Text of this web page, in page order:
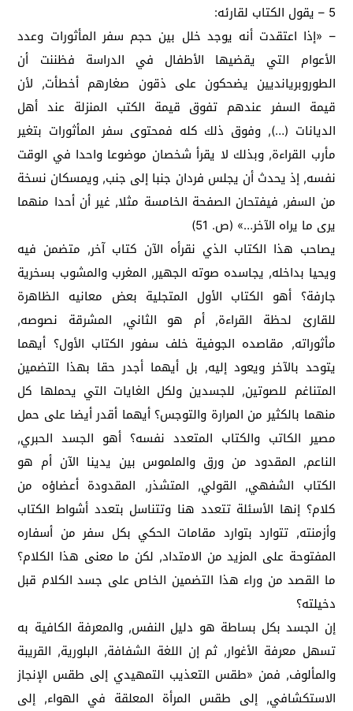
5 – يقول الكتاب لقارئه:
– «إذا اعتقدت أنه يوجد خلل بين حجم سفر المأثورات وعدد
الأعوام التي يقضيها الأطفال في الدراسة فظننت أن
الطوروبريانديين يضحكون على ذقون صغارهم أخطأت, لأن
قيمة السفر عندهم تفوق قيمة الكتب المنزلة عند أهل
الديانات (…), وفوق ذلك كله فمحتوى سفر المأثورات بتغير
مأرب القراءة, وبذلك لا يقرأ شخصان موضوعا واحدا في الوقت
نفسه, إذ يحدث أن يجلس فردان جنبا إلى جنب, ويمسكان نسخة
من السفر, فيفتحان الصفحة الخامسة مثلا, غير أن أحدا منهما
يرى ما يراه الآخر…» (ص. 51)
يصاحب هذا الكتاب الذي نقرأه الآن كتاب آخر, متضمن فيه
ويحيا بداخله, يجاسده صوته الجهير, المغرب والمشوب بسخرية
جارفة؟ أهو الكتاب الأول المتجلية بعض معانيه الظاهرة
للقارئ لحظة القراءة, أم هو الثاني, المشرقة نصوصه,
مأثوراته, مقاصده الجوفية خلف سفور الكتاب الأول؟ أيهما
يتوحد بالآخر ويعود إليه, بل أيهما أجدر حقا بهذا التضمين
المتناغم للصوتين, للجسدين ولكل الغايات التي يحملها كل
منهما بالكثير من المرارة والتوجس؟ أيهما أقدر أيضا على حمل
مصير الكاتب والكتاب المتعدد نفسه؟ أهو الجسد الحبري,
الناعم, المقدود من ورق والملموس بين يدينا الآن أم هو
الكتاب الشفهي, القولي, المتشذر, المقدودة أعضاؤه من
كلام؟ إنها الأسئلة تتعدد هنا وتتناسل بتعدد أشواط الكتاب
وأزمنته, تتوارد بتوارد مقامات الحكي بكل سفر من أسفاره
المفتوحة على المزيد من الامتداد, لكن ما معنى هذا الكلام؟
ما القصد من وراء هذا التضمين الخاص على جسد الكلام قبل
دخيلته؟
إن الجسد بكل بساطة هو دليل النفس, والمعرفة الكافية به
تسهل معرفة الأغوار, ثم إن اللغة الشفافة, البلورية, القريبة
والمألوف, فمن «طقس التعذيب التمهيدي إلى طقس الإنجاز
الاستكشافي, إلى طقس المرأة المعلقة في الهواء, إلى